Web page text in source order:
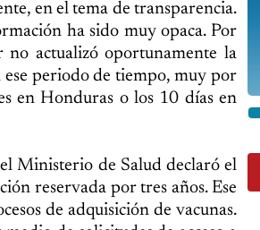
en el tema de transparencia.
ha sido muy opaca. Por
actualizó oportunamente la
periodo de tiempo, muy por
en Honduras o los 10 días en
Ministerio de Salud declaró el
reservada por tres años. Ese
de adquisición de vacunas.